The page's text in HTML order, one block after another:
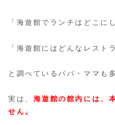
「海遊館でランチはどこに
「海遊館にはどんなレスト
と調べているパパ・ママも
実は、 海遊館の館内には、
せん。